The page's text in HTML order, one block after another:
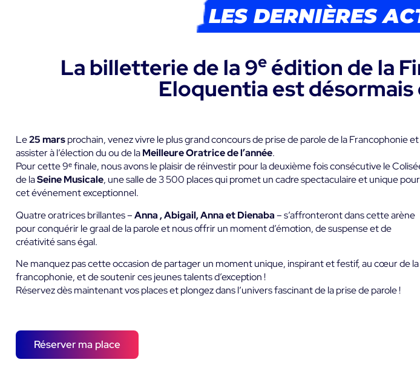
LES DERNIÈRES
La billetterie de la 9eédition de la
Eloquentia est
Le25 marsprochain, venez vivre le plus grand concours de prise de parole de la Francophonie et
assister à l’élection du ou de laMeilleure Oratrice de l’année.
Pour cette 9ᵉ finale, nous avons le plaisir de réinvestir pour la deuxième fois consécutive le
de laSeine Musicale, une salle de 3 500 places qui promet un cadre spectaculaire et unique pour
cet événement exceptionnel.
Quatre oratrices brillantes –Anna , Abigail, Anna et Dienaba– s’affronteront dans cette arène
pour conquérir le graal de la parole et nous offrir un moment d’émotion, de suspense et de
créativité sans égal.
Ne manquez pas cette occasion de partager un moment unique, inspirant et festif, au cœur de la
francophonie, et de soutenir ces jeunes talents d’exception !
Réservez dès maintenant vos places et plongez dans l’univers fascinant de la prise de parole !
Réserver ma place